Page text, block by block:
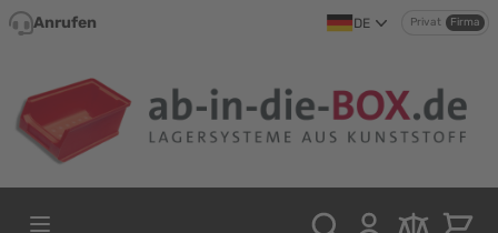
Direkt zum Inhalt
Anrufen DE Privat Firma